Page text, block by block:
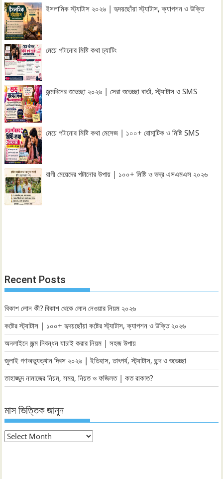
ইসলামিক স্ট্যাটাস ২০২৬ | হৃদয়ছোঁয়া স্ট্যাটাস, ক্যাপশন ও উক্তি
মেয়ে পটানোর মিষ্টি কথা চ্যাটিং
জন্মদিনের শুভেচ্ছা ২০২৬ | সেরা শুভেচ্ছা বার্তা, স্ট্যাটাস ও SMS
মেয়ে পটানোর মিষ্টি কথা মেসেজ | ১০০+ রোমান্টিক ও মিষ্টি SMS
রাগী মেয়েদের পটানোর উপায় | ১০০+ মিষ্টি ও ভদ্র এসএমএস ২০২৬
Recent Posts
বিকাশ লোন কী? বিকাশ থেকে লোন নেওয়ার নিয়ম ২০২৬
কষ্টের স্ট্যাটাস | ১০০+ হৃদয়ছোঁয়া কষ্টের স্ট্যাটাস, ক্যাপশন ও উক্তি ২০২৬
অনলাইনে জন্ম নিবন্ধন যাচাই করার নিয়ম | সহজ উপায়
জুলাই গণঅভ্যুত্থান দিবস ২০২৬ | ইতিহাস, তাৎপর্য, স্ট্যাটাস, ছন্দ ও শুভেচ্ছা
তাহাজ্জুদ নামাজের নিয়ম, সময়, নিয়ত ও ফজিলত | কত রাকাত?
মাস ভিত্তিক জানুন
মাস